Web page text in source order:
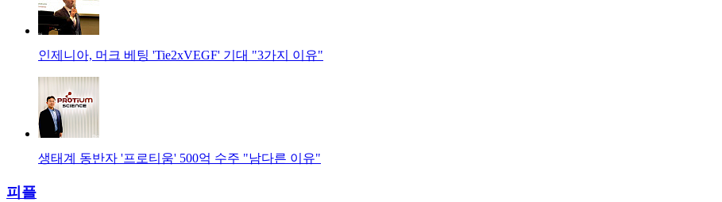
인제니아, 머크 베팅 'Tie2xVEGF' 기대 "3가지 이유"
생태계 동반자 '프로티움' 500억 수주 "남다른 이유"
피플